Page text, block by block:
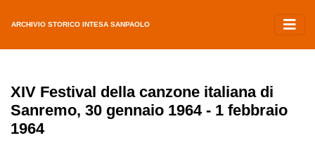
ARCHIVIO STORICO INTESA SANPAOLO
XIV Festival della canzone italiana di
Sanremo, 30 gennaio 1964 - 1 febbraio
1964